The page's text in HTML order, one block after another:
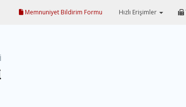
Memnuniyet Bildirim Formu Hızlı Erişimler